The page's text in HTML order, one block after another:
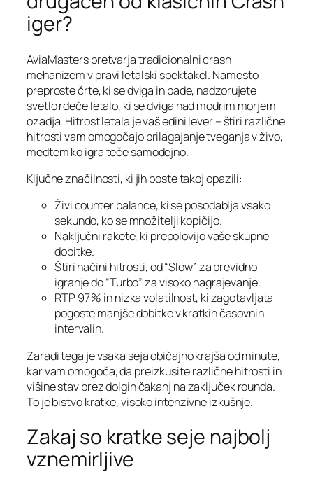
iger?
AviaMasters pretvarja tradicionalni crash
mehanizem v pravi letalski spektakel. Namesto
preproste črte, ki se dviga in pade, nadzorujete
svetlo rdeče letalo, ki se dviga nad modrim morjem
ozadja. Hitrost letala je vaš edini lever – štiri različne
hitrosti vam omogočajo prilagajanje tveganja v živo,
medtem ko igra teče samodejno.
Ključne značilnosti, ki jih boste takoj opazili:
Živi counter balance, ki se posodablja vsako
sekundo, ko se množitelji kopičijo.
Naključni rakete, ki prepolovijo vaše skupne
dobitke.
Štiri načini hitrosti, od “Slow” za previdno
igranje do “Turbo” za visoko nagrajevanje.
RTP 97 % in nizka volatilnost, ki zagotavljata
pogoste manjše dobitke v kratkih časovnih
intervalih.
Zaradi tega je vsaka seja običajno krajša od minute,
kar vam omogoča, da preizkusite različne hitrosti in
višine stav brez dolgih čakanj na zaključek rounda.
To je bistvo kratke, visoko intenzivne izkušnje.
Zakaj so kratke seje najbolj
vznemirljive